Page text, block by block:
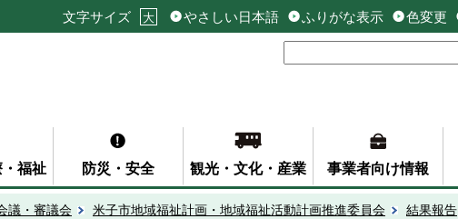
文字サイズ 大 やさしい日本語 ふりがな表示 色変更
福祉 防災・安全 観光・文化・産業 事業者向け情報
議・審議会 米子市地域福祉計画・地域福祉活動計画推進委員会
結果報告